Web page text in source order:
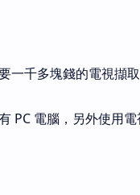
一千多塊錢的電視擷取
PC 電腦，另外使用